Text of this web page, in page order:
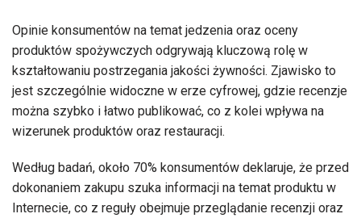
Opinie konsumentów na temat jedzenia oraz oceny
produktów spożywczych odgrywają kluczową rolę w
kształtowaniu postrzegania jakości żywności. Zjawisko to
jest szczególnie widoczne w erze cyfrowej, gdzie recenzje
można szybko i łatwo publikować, co z kolei wpływa na
wizerunek produktów oraz restauracji.
Według badań, około 70% konsumentów deklaruje, że przed
dokonaniem zakupu szuka informacji na temat produktu w
Internecie, co z reguły obejmuje przeglądanie recenzji oraz